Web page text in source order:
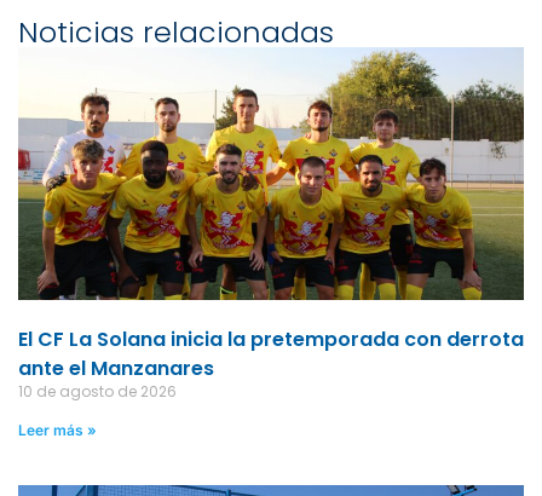
Noticias relacionadas
El CF La Solana inicia la pretemporada con derrota
ante el Manzanares
10 de agosto de 2026
Leer más »